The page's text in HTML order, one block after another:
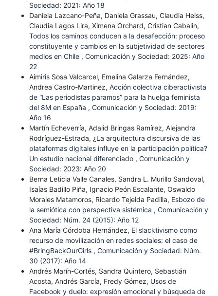
Sociedad: 2021: Año 18
Daniela Lazcano-Peña, Daniela Grassau, Claudia Heiss,
Claudia Lagos Lira, Ximena Orchard, Cristian Cabalin,
Todos los caminos conducen a la desafección: proceso
constituyente y cambios en la subjetividad de sectores
medios en Chile , Comunicación y Sociedad: 2025: Año
22
Aimiris Sosa Valcarcel, Emelina Galarza Fernández,
Andrea Castro-Martinez, Acción colectiva ciberactivista
de “Las periodistas paramos” para la huelga feminista
del 8M en España , Comunicación y Sociedad: 2019:
Año 16
Martín Echeverría, Adalid Bringas Ramírez, Alejandra
Rodríguez-Estrada, ¿La arquitectura discursiva de las
plataformas digitales influye en la participación política?
Un estudio nacional diferenciado , Comunicación y
Sociedad: 2023: Año 20
Berna Leticia Valle Canales, Sandra L. Murillo Sandoval,
Isaías Badillo Piña, Ignacio Peón Escalante, Oswaldo
Morales Matamoros, Ricardo Tejeida Padilla, Esbozo de
la semiótica con perspectiva sistémica , Comunicación y
Sociedad: Núm. 24 (2015): Año 12
Ana María Córdoba Hernández, El slacktivismo como
recurso de movilización en redes sociales: el caso de
#BringBackOurGirls , Comunicación y Sociedad: Núm.
30 (2017): Año 14
Andrés Marín-Cortés, Sandra Quintero, Sebastián
Acosta, Andrés García, Fredy Gómez, Usos de
Facebook y duelo: expresión emocional y búsqueda de